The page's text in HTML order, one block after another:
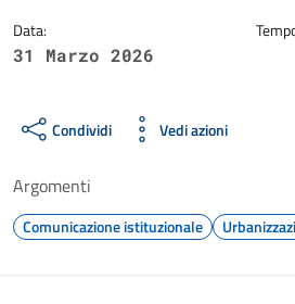
Data:
31 Marzo 2026
Condividi Vedi azioni
Argomenti
Comunicazione istituzionale